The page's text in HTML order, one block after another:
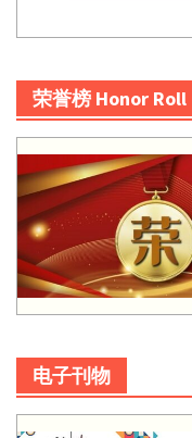
荣誉榜 Honor Roll
电子刊物